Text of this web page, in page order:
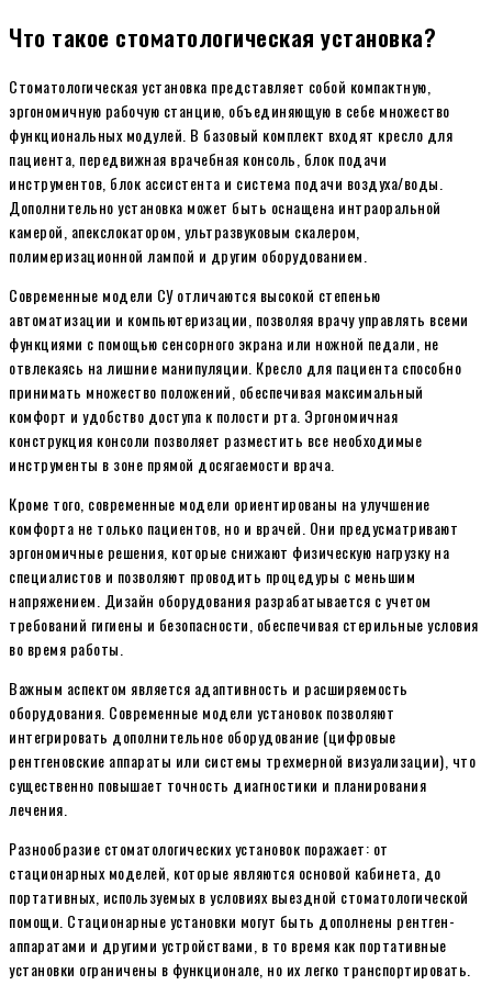
Что такое стоматологическая установка?
Стоматологическая установка представляет собой компактную,
эргономичную рабочую станцию, объединяющую в себе множество
функциональных модулей. В базовый комплект входят кресло для
пациента, передвижная врачебная консоль, блок подачи
инструментов, блок ассистента и система подачи воздуха/воды.
Дополнительно установка может быть оснащена интраоральной
камерой, апекслокатором, ультразвуковым скалером,
полимеризационной лампой и другим оборудованием.
Современные модели СУ отличаются высокой степенью
автоматизации и компьютеризации, позволяя врачу управлять всеми
функциями с помощью сенсорного экрана или ножной педали, не
отвлекаясь на лишние манипуляции. Кресло для пациента способно
принимать множество положений, обеспечивая максимальный
комфорт и удобство доступа к полости рта. Эргономичная
конструкция консоли позволяет разместить все необходимые
инструменты в зоне прямой досягаемости врача.
Кроме того, современные модели ориентированы на улучшение
комфорта не только пациентов, но и врачей. Они предусматривают
эргономичные решения, которые снижают физическую нагрузку на
специалистов и позволяют проводить процедуры с меньшим
напряжением. Дизайн оборудования разрабатывается с учетом
требований гигиены и безопасности, обеспечивая стерильные условия
во время работы.
Важным аспектом является адаптивность и расширяемость
оборудования. Современные модели установок позволяют
интегрировать дополнительное оборудование (цифровые
рентгеновские аппараты или системы трехмерной визуализации), что
существенно повышает точность диагностики и планирования
лечения.
Разнообразие стоматологических установок поражает: от
стационарных моделей, которые являются основой кабинета, до
портативных, используемых в условиях выездной стоматологической
помощи. Стационарные установки могут быть дополнены рентген-
аппаратами и другими устройствами, в то время как портативные
установки ограничены в функционале, но их легко транспортировать.